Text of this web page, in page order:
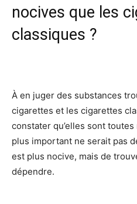
nocives que les
classiques ?
À en juger des substances
cigarettes et les cigarettes
constater qu’elles sont
plus important ne serait pas
est plus nocive, mais de
dépendre.